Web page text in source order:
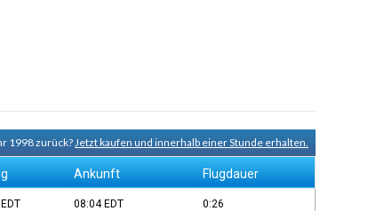
1998 zurück?Jetzt kaufen und innerhalb einer Stunde erhalten.
Ankunft Flugdauer
EDT 08:04 EDT 0:26